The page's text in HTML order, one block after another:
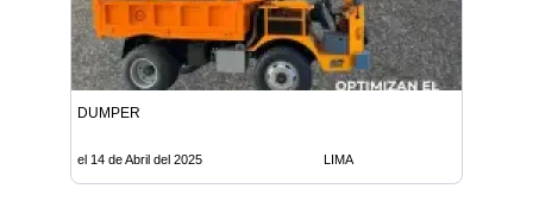
DUMPER
el 14 de Abril del 2025 LIMA